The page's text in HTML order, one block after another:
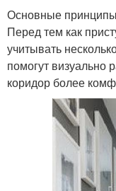
Основные
Перед тем как
учитывать
помогут визуально
коридор более